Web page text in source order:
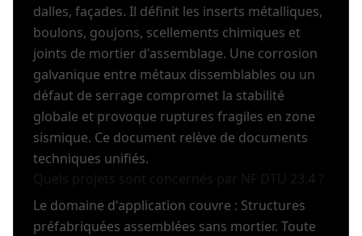
dalles, façades. Il définit les inserts métalliques,
boulons, goujons, scellements chimiques et
joints de mortier d'assemblage. Une corrosion
galvanique entre métaux dissemblables ou un
défaut de serrage compromet la stabilité
globale et provoque ruptures fragiles en zone
sismique. Ce document relève de documents
techniques unifiés.
Le domaine d'application couvre : Structures
préfabriquées assemblées sans mortier. Toute